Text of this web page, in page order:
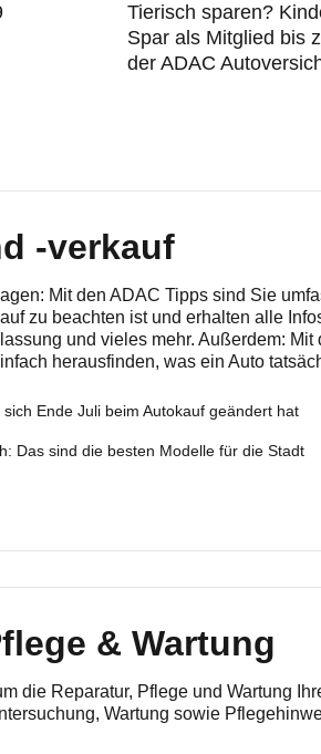
Tierisch sparen?
Spar als Mitglied bis
der ADAC
-verkauf
Mit den ADAC Tipps sind Sie
zu beachten ist und erhalten alle
und vieles mehr. Außerdem: Mit
herausfinden, was ein Auto
Ende Juli beim Autokauf geändert hat
Das sind die besten Modelle für die Stadt
& Wartung
die Reparatur, Pflege und Wartung
Wartung sowie